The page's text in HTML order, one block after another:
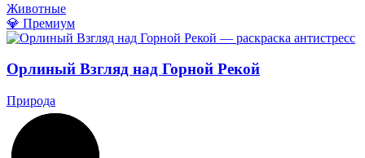
Животные
💎 Премиум
Орлиный Взгляд над Горной Рекой
Природа